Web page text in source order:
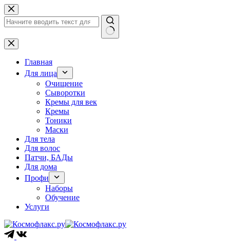
Перейти
к
сути
Ничего
не
найденоГлавная
Для лица
Очищение
Сыворотки
Кремы для век
Кремы
Тоники
Маски
Для тела
Для волос
Патчи, БАДы
Для дома
Профи
Наборы
Обучение
Услуги